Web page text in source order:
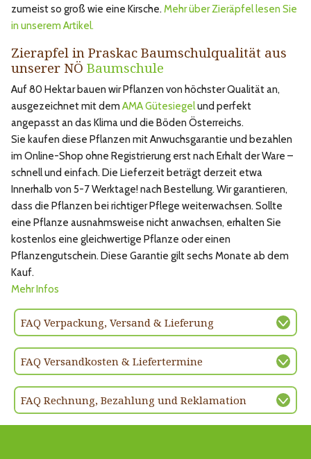
zumeist so groß wie eine Kirsche. Mehr über Zieräpfel lesen Sie
in unserem Artikel.
Zierapfel in Praskac Baumschulqualität aus
unserer NÖ Baumschule
Auf 80 Hektar bauen wir Pflanzen von höchster Qualität an,
ausgezeichnet mit dem AMA Gütesiegelund perfekt
angepasst an das Klima und die Böden Österreichs.
Sie kaufen diese Pflanzen mit Anwuchsgarantie und bezahlen
im Online-Shop ohne Registrierung erst nach Erhalt der Ware –
schnell und einfach. Die Lieferzeit beträgt derzeit etwa
Innerhalb von 5-7 Werktage! nach Bestellung. Wir garantieren,
dass die Pflanzen bei richtiger Pflege weiterwachsen. Sollte
eine Pflanze ausnahmsweise nicht anwachsen, erhalten Sie
kostenlos eine gleichwertige Pflanze oder einen
Pflanzengutschein. Diese Garantie gilt sechs Monate ab dem
Kauf.
Mehr Infos
FAQ Verpackung, Versand & Lieferung
FAQ Versandkosten & Liefertermine
FAQ Rechnung, Bezahlung und Reklamation